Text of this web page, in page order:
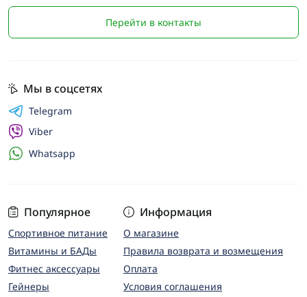
Перейти в контакты
Популярное
Спортивное питание
Витамины и БАДы
Фитнес аксессуары
Гейнеры
Информация
О магазине
Правила возврата и возмещения
Оплата
Условия соглашения
Мы в соцсетях
Telegram
Viber
Whatsapp